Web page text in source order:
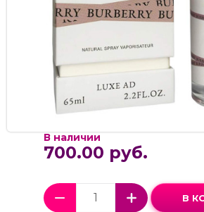
В наличии
700.00 руб.
В